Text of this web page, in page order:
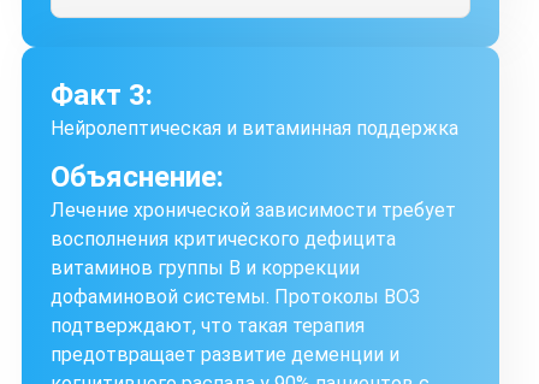
Факт 3:
Нейролептическая и витаминная поддержка
Объяснение:
Лечение хронической зависимости требует
восполнения критического дефицита
витаминов группы B и коррекции
дофаминовой системы. Протоколы ВОЗ
подтверждают, что такая терапия
предотвращает развитие деменции и